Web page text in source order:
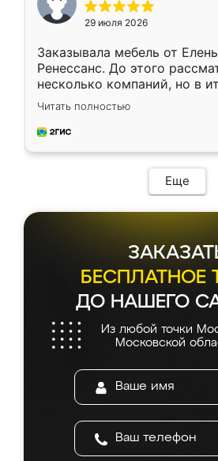
29 июля 2026
Заказывала мебель от
Ренессанс. До этого
несколько компаний, но в
эту. Сначала обговорили
приехал замерщик, всё
и снял размеры. Изготовили
мебель сразу встала на
каких-либо доработок.
довольна, все выглядит
Читать полностью
Еще
БЕСПЛАТНОЕ
ДО НАШЕГО
Из любой точки
Московской